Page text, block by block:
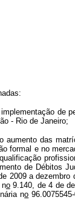
de
- Rio de Janeiro;
aumento das
formal e no
de Débitos
2009 a dezembro
no9.140, de 4 de
no